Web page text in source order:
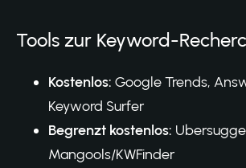
Tools zur Keyword-
Kostenlos: Google Trends,
Keyword Surfer
Begrenzt kostenlos:
Mangools/KWFinder